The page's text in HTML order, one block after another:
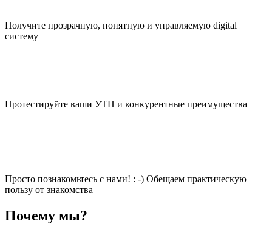
Получите прозрачную, понятную и управляемую digital
систему
Протестируйте ваши УТП и конкурентные преимущества
Просто познакомьтесь с нами! : -) Обещаем практическую
пользу от знакомства
Почему мы?